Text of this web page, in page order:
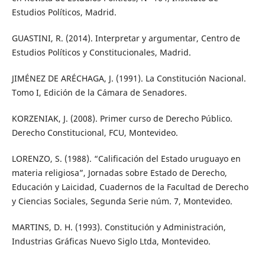
Estudios Políticos, Madrid.
GUASTINI, R. (2014). Interpretar y argumentar, Centro de
Estudios Políticos y Constitucionales, Madrid.
JIMÉNEZ DE ARÉCHAGA, J. (1991). La Constitución Nacional.
Tomo I, Edición de la Cámara de Senadores.
KORZENIAK, J. (2008). Primer curso de Derecho Público.
Derecho Constitucional, FCU, Montevideo.
LORENZO, S. (1988). “Calificación del Estado uruguayo en
materia religiosa”, Jornadas sobre Estado de Derecho,
Educación y Laicidad, Cuadernos de la Facultad de Derecho
y Ciencias Sociales, Segunda Serie núm. 7, Montevideo.
MARTINS, D. H. (1993). Constitución y Administración,
Industrias Gráficas Nuevo Siglo Ltda, Montevideo.